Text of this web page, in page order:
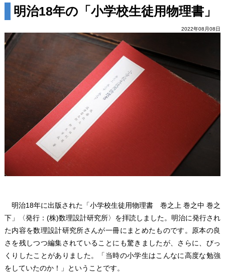
明治18年の「小学校生徒用物理書」
2022年08月08日
明治18年に出版された「小学校生徒用物理書 巻之上 巻之中 巻之
下」〈発行：(株)数理設計研究所〉を拝読しました。明治に発行され
た内容を数理設計研究所さんが一冊にまとめたものです。原本の良
さを残しつつ編集されていることにも驚きましたが、さらに、びっ
くりしたことがありました。「当時の小学生はこんなに高度な勉強
をしていたのか！」ということです。